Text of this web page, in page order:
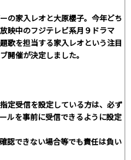
の家入レオと大原櫻子。今年どち
映中のフジテレビ系月９ドラマ
歌を担当する家入レオという注目
開催が決定しました。
定受信を設定している方は、必ず
ルを事前に受信できるように設定
認できない場合等でも責任は負い